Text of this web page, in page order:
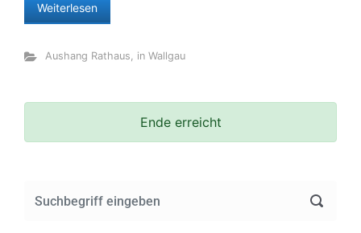
Weiterlesen
Aushang Rathaus, in Wallgau
Ende erreicht